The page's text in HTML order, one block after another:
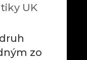
UK
zo